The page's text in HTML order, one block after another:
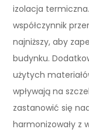
izolacja
współczynnik
najniższy, aby
budynku.
użytych
wpływają na
zastanowić się
harmonizowały z